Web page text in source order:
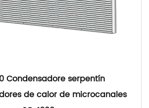
Condensadore serpentín
de calor de microcanales